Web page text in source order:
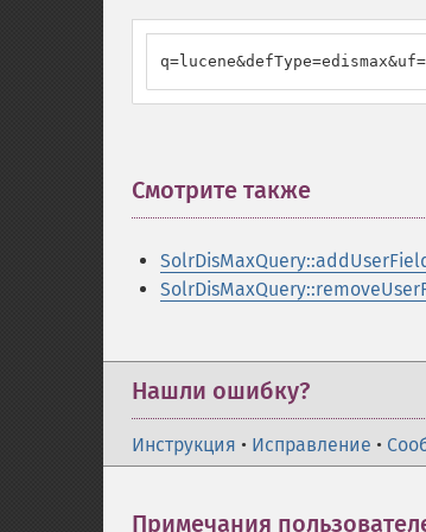
Смотрите также
Нашли ошибку?
Инструкция • Исправление •
Примечания